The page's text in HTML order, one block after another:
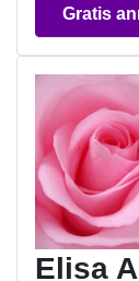
Gratis
Elisa